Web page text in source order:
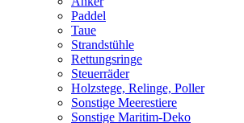
Paddel
Taue
Strandstühle
Rettungsringe
Steuerräder
Holzstege, Relinge, Poller
Sonstige Meerestiere
Sonstige Maritim-Deko